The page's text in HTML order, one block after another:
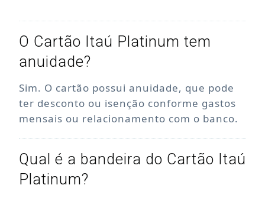
O Cartão Itaú Platinum tem
anuidade?
Sim. O cartão possui anuidade, que pode
ter desconto ou isenção conforme gastos
mensais ou relacionamento com o banco.
Qual é a bandeira do Cartão Itaú
Platinum?